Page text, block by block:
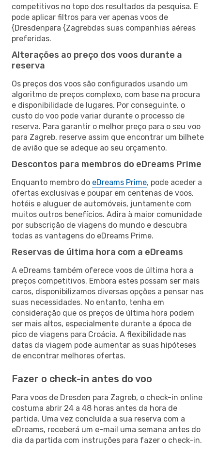
competitivos no topo dos resultados da pesquisa. E
pode aplicar filtros para ver apenas voos de
{Dresdenpara {Zagrebdas suas companhias aéreas
preferidas.
Alterações ao preço dos voos durante a
reserva
Os preços dos voos são configurados usando um
algoritmo de preços complexo, com base na procura
e disponibilidade de lugares. Por conseguinte, o
custo do voo pode variar durante o processo de
reserva. Para garantir o melhor preço para o seu voo
para Zagreb, reserve assim que encontrar um bilhete
de avião que se adeque ao seu orçamento.
Descontos para membros do eDreams Prime
Enquanto membro do eDreams Prime, pode aceder a
ofertas exclusivas e poupar em centenas de voos,
hotéis e aluguer de automóveis, juntamente com
muitos outros benefícios. Adira à maior comunidade
por subscrição de viagens do mundo e descubra
todas as vantagens do eDreams Prime.
Reservas de última hora com a eDreams
A eDreams também oferece voos de última hora a
preços competitivos. Embora estes possam ser mais
caros, disponibilizamos diversas opções a pensar nas
suas necessidades. No entanto, tenha em
consideração que os preços de última hora podem
ser mais altos, especialmente durante a época de
pico de viagens para Croácia. A flexibilidade nas
datas da viagem pode aumentar as suas hipóteses
de encontrar melhores ofertas.
Fazer o check-in antes do voo
Para voos de Dresden para Zagreb, o check-in online
costuma abrir 24 a 48 horas antes da hora de
partida. Uma vez concluída a sua reserva com a
eDreams, receberá um e-mail uma semana antes do
dia da partida com instruções para fazer o check-in.